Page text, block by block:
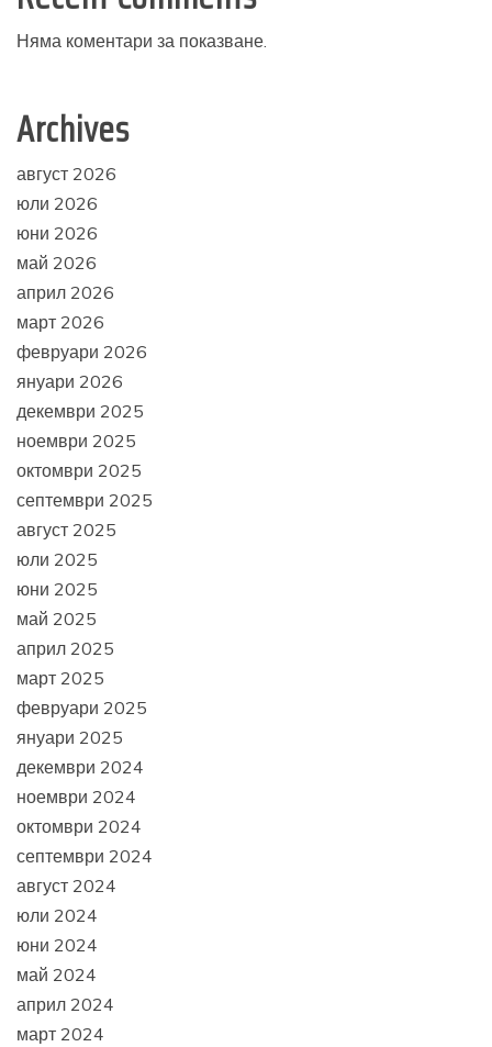
Няма коментари за показване.
Archives
август 2026
юли 2026
юни 2026
май 2026
април 2026
март 2026
февруари 2026
януари 2026
декември 2025
ноември 2025
октомври 2025
септември 2025
август 2025
юли 2025
юни 2025
май 2025
април 2025
март 2025
февруари 2025
януари 2025
декември 2024
ноември 2024
октомври 2024
септември 2024
август 2024
юли 2024
юни 2024
май 2024
април 2024
март 2024